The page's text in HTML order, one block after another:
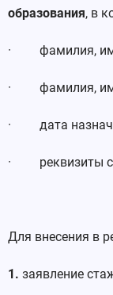
образования, в
· фамилия, имя,
· фамилия, имя,
· дата
· реквизиты
Для внесения в
1. заявление